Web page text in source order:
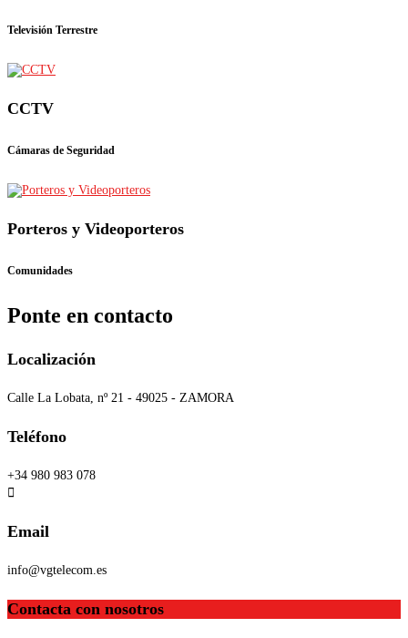
Televisión Terrestre
CCTV
Cámaras de Seguridad
Porteros y Videoporteros
Comunidades
Ponte en contacto
Localización
Calle La Lobata, nº 21 - 49025 - ZAMORA
Teléfono
+34 980 983 078
Email
info@vgtelecom.es
Contacta con nosotros